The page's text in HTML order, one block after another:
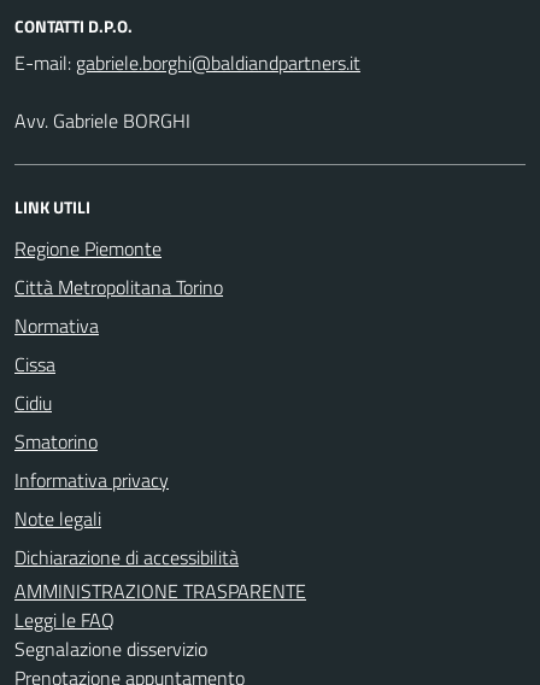
CONTATTI D.P.O.
E-mail:
Avv. Gabriele BORGHI
LINK UTILI
Regione Piemonte
Città Metropolitana Torino
Normativa
Cissa
Cidiu
Smatorino
Informativa privacy
Note legali
Dichiarazione di accessibilità
AMMINISTRAZIONE TRASPARENTE
Leggi le FAQ
Segnalazione disservizio
Prenotazione appuntamento